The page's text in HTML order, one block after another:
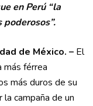
en Perú “la
de México. – El
más férrea
más duros de su
campaña de un